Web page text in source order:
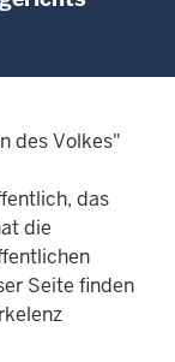
des Volkes"
das
die
Seite finden